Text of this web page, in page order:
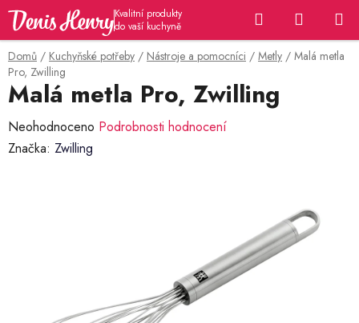
Přejít
obsah
Hledat
KOŠÍK
Domů / Kuchyňské potřeby / Nástroje a pomocníci / Metly / Malá metla
Pro, Zwilling
Malá metla Pro, Zwilling
Průměrné
hodnocení
Neohodnoceno Podrobnosti hodnocení
Značka: Zwilling